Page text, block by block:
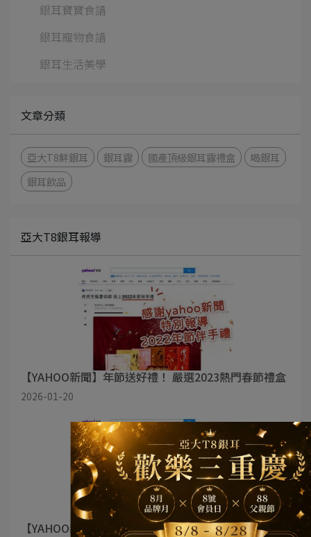
銀耳寶寶食譜
銀耳寵物食譜
銀耳生活美學
文章分類
亞大T8鮮銀耳 銀耳露 國產頂級銀耳露禮盒
喝銀耳
銀耳飲品
亞大T8銀耳報導
【YAHOO新聞】年節送好禮！ 嚴選2023熱門春節禮盒
2026-01-20
【YAHOO新聞】虎虎生風慶佳節 送上2022年節伴手禮